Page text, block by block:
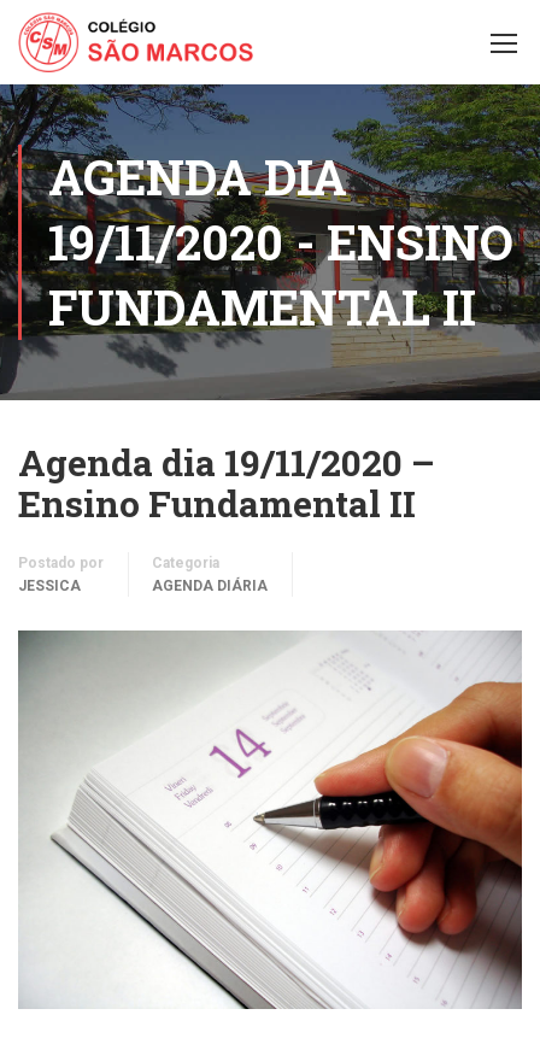
AGENDA DIA
19/11/2020 - ENSINO
FUNDAMENTAL II
Agenda dia 19/11/2020 –
Ensino Fundamental II
Postado por
JESSICA
Categoria
AGENDA DIÁRIA